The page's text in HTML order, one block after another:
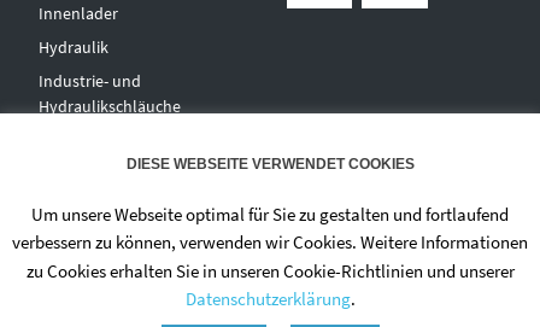
Innenlader
Hydraulik
Industrie- und
Hydraulikschläuche
Zentralschmierungen
Hochdruckwaschgeräte und
DIESE WEBSEITE VERWENDET COOKIES
Um unsere Webseite optimal für Sie zu gestalten und fortlaufend
verbessern zu können, verwenden wir Cookies. Weitere Informationen
zu Cookies erhalten Sie in unseren Cookie-Richtlinien und unserer
Datenschutzerklärung.